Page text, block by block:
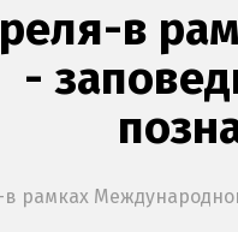
в
-
в рамках